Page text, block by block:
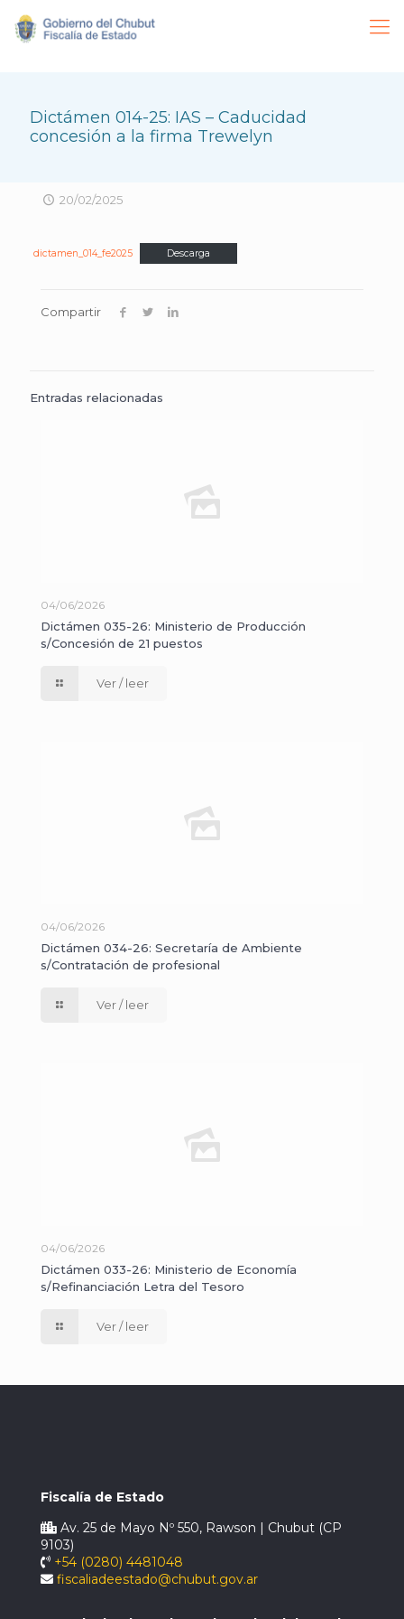
Dictámen 014-25: IAS – Caducidad
concesión a la firma Trewelyn
20/02/2025
dictamen_014_fe2025 Descarga
Compartir
Entradas relacionadas
04/06/2026
Dictámen 035-26: Ministerio de Producción
s/Concesión de 21 puestos
Ver / leer
04/06/2026
Dictámen 034-26: Secretaría de Ambiente
s/Contratación de profesional
Ver / leer
04/06/2026
Dictámen 033-26: Ministerio de Economía
s/Refinanciación Letra del Tesoro
Ver / leer
Fiscalía de Estado
Av. 25 de Mayo Nº 550, Rawson | Chubut (CP
9103)
+54 (0280) 4481048
fiscaliadeestado@chubut.gov.ar